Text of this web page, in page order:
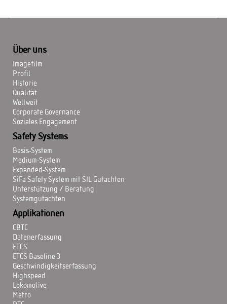
Über uns
Imagefilm
Profil
Historie
Qualität
Weltweit
Corporate Governance
Soziales Engagement
Safety Systems
Basis-System
Medium-System
Expanded-System
SiFa Safety System mit SIL Gutachten
Unterstützung / Beratung
Systemgutachten
Applikationen
CBTC
Datenerfassung
ETCS
ETCS Baseline 3
Geschwindigkeitserfassung
Highspeed
Lokomotive
Metro